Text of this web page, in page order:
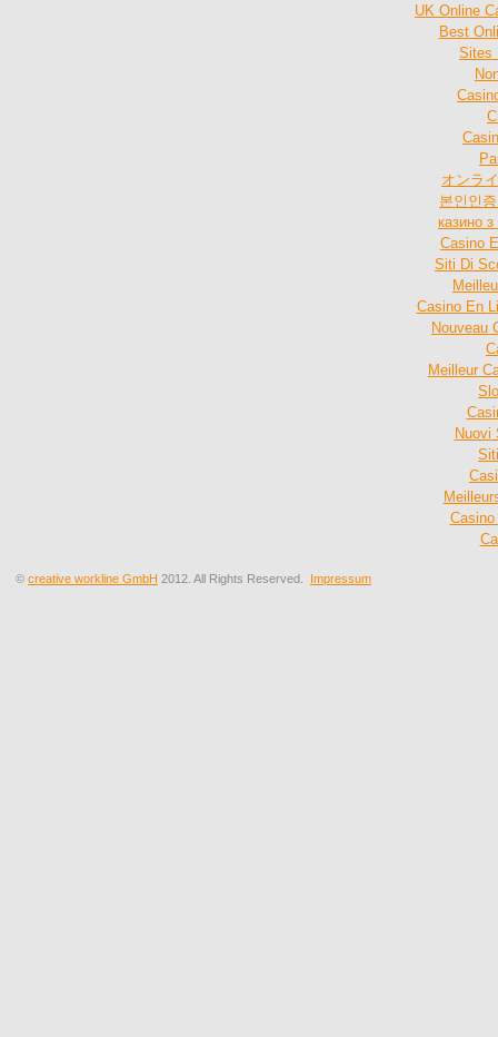
UK Online
Best
Sites
オンラ
본인인
казино
Casino
Siti Di
Casino En
Nouveau
Meilleur
Nuovi
© creative workline GmbH 2012. All Rights Reserved. Impressum